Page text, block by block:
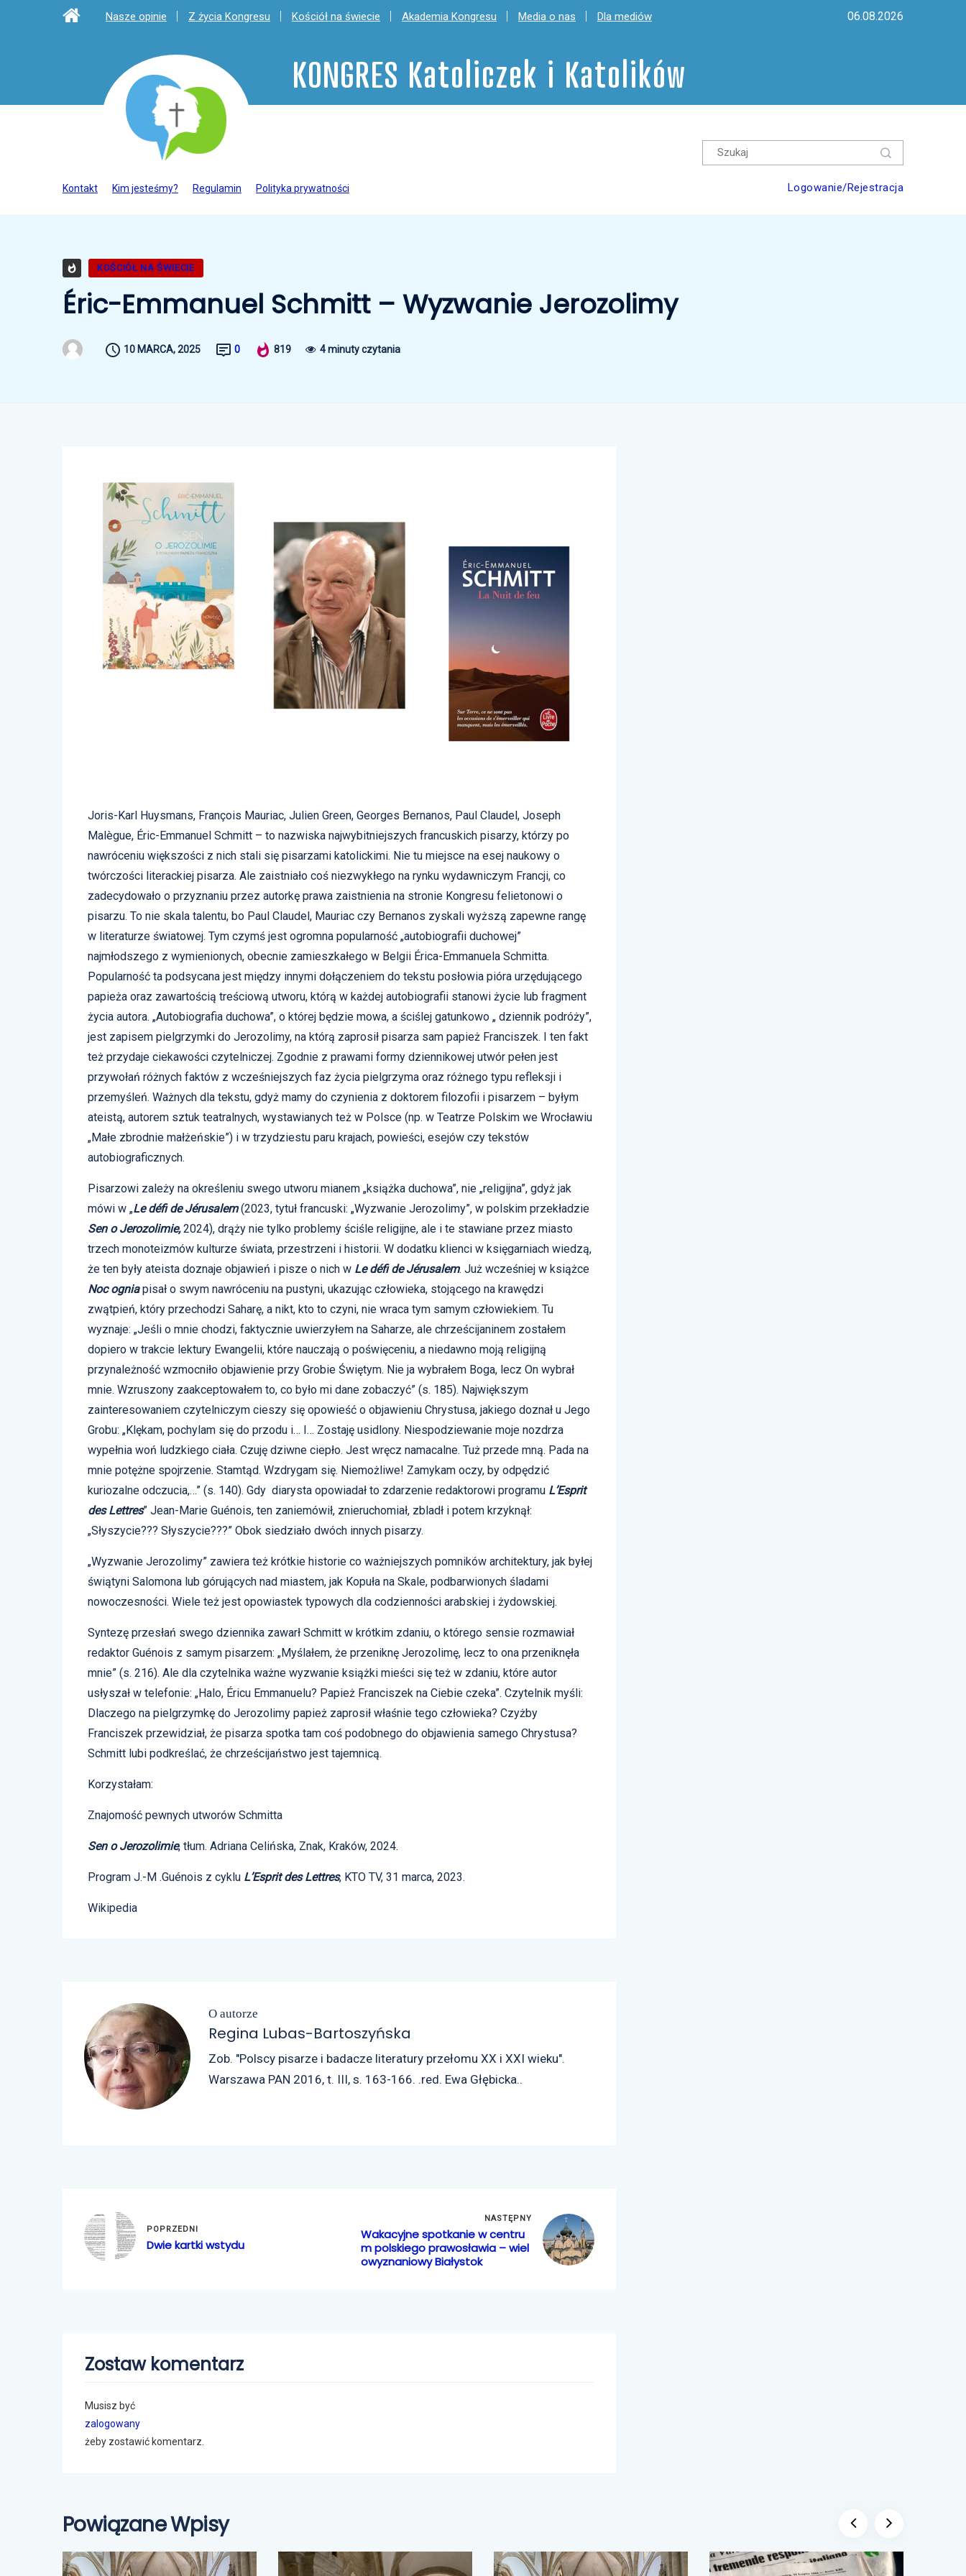
Nasze opinie Z życia Kongresu Kościół na świecie Akademia Kongresu Media o nas Dla mediów 06.08.2026
KONGRES Katoliczek i Katolików
Kontakt Kim jesteśmy? Regulamin Polityka prywatności Logowanie/Rejestracja
KOŚCIÓŁ NA ŚWIECIE
Éric-Emmanuel Schmitt – Wyzwanie Jerozolimy
10 MARCA, 2025 0 819 4 minuty czytania
Joris-Karl Huysmans, François Mauriac, Julien Green, Georges Bernanos, Paul Claudel, Joseph
Malègue, Éric-Emmanuel Schmitt – to nazwiska najwybitniejszych francuskich pisarzy, którzy po
nawróceniu większości z nich stali się pisarzami katolickimi. Nie tu miejsce na esej naukowy o
twórczości literackiej pisarza. Ale zaistniało coś niezwykłego na rynku wydawniczym Francji, co
zadecydowało o przyznaniu przez autorkę prawa zaistnienia na stronie Kongresu felietonowi o
pisarzu. To nie skala talentu, bo Paul Claudel, Mauriac czy Bernanos zyskali wyższą zapewne rangę
w literaturze światowej. Tym czymś jest ogromna popularność „autobiografii duchowej”
najmłodszego z wymienionych, obecnie zamieszkałego w Belgii Érica-Emmanuela Schmitta.
Popularność ta podsycana jest między innymi dołączeniem do tekstu posłowia pióra urzędującego
papieża oraz zawartością treściową utworu, którą w każdej autobiografii stanowi życie lub fragment
życia autora. „Autobiografia duchowa”, o której będzie mowa, a ściślej gatunkowo „ dziennik podróży”,
jest zapisem pielgrzymki do Jerozolimy, na którą zaprosił pisarza sam papież Franciszek. I ten fakt
też przydaje ciekawości czytelniczej. Zgodnie z prawami formy dziennikowej utwór pełen jest
przywołań różnych faktów z wcześniejszych faz życia pielgrzyma oraz różnego typu refleksji i
przemyśleń. Ważnych dla tekstu, gdyż mamy do czynienia z doktorem filozofii i pisarzem – byłym
ateistą, autorem sztuk teatralnych, wystawianych też w Polsce (np. w Teatrze Polskim we Wrocławiu
„Małe zbrodnie małżeńskie”) i w trzydziestu paru krajach, powieści, esejów czy tekstów
autobiograficznych.
Pisarzowi zależy na określeniu swego utworu mianem „książka duchowa”, nie „religijna”, gdyż jak
mówi w „Le défi de Jérusalem(2023, tytuł francuski: „Wyzwanie Jerozolimy”, w polskim przekładzie
Sen o Jerozolimie,2024), drąży nie tylko problemy ściśle religijne, ale i te stawiane przez miasto
trzech monoteizmów kulturze świata, przestrzeni i historii. W dodatku klienci w księgarniach wiedzą,
że ten były ateista doznaje objawień i pisze o nich w Le défi de Jérusalem. Już wcześniej w książce
Noc ogniapisał o swym nawróceniu na pustyni, ukazując człowieka, stojącego na krawędzi
zwątpień, który przechodzi Saharę, a nikt, kto to czyni, nie wraca tym samym człowiekiem. Tu
wyznaje: „Jeśli o mnie chodzi, faktycznie uwierzyłem na Saharze, ale chrześcijaninem zostałem
dopiero w trakcie lektury Ewangelii, które nauczają o poświęceniu, a niedawno moją religijną
przynależność wzmocniło objawienie przy Grobie Świętym. Nie ja wybrałem Boga, lecz On wybrał
mnie. Wzruszony zaakceptowałem to, co było mi dane zobaczyć” (s. 185). Największym
zainteresowaniem czytelniczym cieszy się opowieść o objawieniu Chrystusa, jakiego doznał u Jego
Grobu: „Klękam, pochylam się do przodu i… I… Zostaję usidlony. Niespodziewanie moje nozdrza
wypełnia woń ludzkiego ciała. Czuję dziwne ciepło. Jest wręcz namacalne. Tuż przede mną. Pada na
mnie potężne spojrzenie. Stamtąd. Wzdrygam się. Niemożliwe! Zamykam oczy, by odpędzić
kuriozalne odczucia,…” (s. 140). Gdy diarysta opowiadał to zdarzenie redaktorowi programu L’Esprit
des Lettres” Jean-Marie Guénois, ten zaniemówił, znieruchomiał, zbladł i potem krzyknął:
„Słyszycie??? Słyszycie???” Obok siedziało dwóch innych pisarzy.
„Wyzwanie Jerozolimy” zawiera też krótkie historie co ważniejszych pomników architektury, jak byłej
świątyni Salomona lub górujących nad miastem, jak Kopuła na Skale, podbarwionych śladami
nowoczesności. Wiele też jest opowiastek typowych dla codzienności arabskiej i żydowskiej.
Syntezę przesłań swego dziennika zawarł Schmitt w krótkim zdaniu, o którego sensie rozmawiał
redaktor Guénois z samym pisarzem: „Myślałem, że przeniknę Jerozolimę, lecz to ona przeniknęła
mnie” (s. 216). Ale dla czytelnika ważne wyzwanie książki mieści się też w zdaniu, które autor
usłyszał w telefonie: „Halo, Éricu Emmanuelu? Papież Franciszek na Ciebie czeka”. Czytelnik myśli:
Dlaczego na pielgrzymkę do Jerozolimy papież zaprosił właśnie tego człowieka? Czyżby
Franciszek przewidział, że pisarza spotka tam coś podobnego do objawienia samego Chrystusa?
Schmitt lubi podkreślać, że chrześcijaństwo jest tajemnicą.
Korzystałam:
Znajomość pewnych utworów Schmitta
Sen o Jerozolimie, tłum. Adriana Celińska, Znak, Kraków, 2024.
Program J.-M .Guénois z cyklu L’Esprit des Lettres, KTO TV, 31 marca, 2023.
Wikipedia
O autorze
Regina Lubas-Bartoszyńska
Zob. "Polscy pisarze i badacze literatury przełomu XX i XXI wieku".
Warszawa PAN 2016, t. III, s. 163-166. .red. Ewa Głębicka..
POPRZEDNI
Dwie kartki wstydu
NASTĘPNY
Wakacyjne spotkanie w centru
m polskiego prawosławia – wiel
owyznaniowy Białystok
Zostaw komentarz
Musisz być
zalogowany
żeby zostawić komentarz.
Powiązane Wpisy